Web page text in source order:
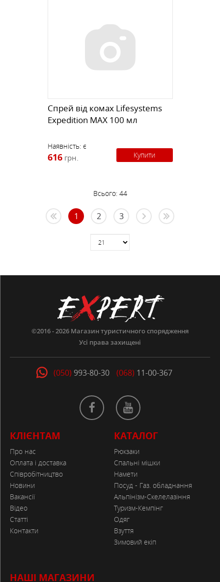
Спрей від комах Lifesystems
Expedition MAX 100 мл
Наявність: є
616 грн. Купити
Всього: 44
1 2 3
©2016 - 2026 Магазин туристичного спорядження
Усі права захищені
(050) 993-80-30 (068) 11-00-367
КЛІЄНТАМ
Про нас
Оплата і доставка
Співробітництво
Новини
Вакансії
Відео
Статті
Контакти
КАТАЛОГ
Рюкзаки
Спальні мішки
Намети
Посуд - Газ. обладнання
Альпінізм-Скелелазіння
Туризм-Кемпінг
Одяг
Взуття
Зимовий екіп
НАШІ МАГАЗИНИ